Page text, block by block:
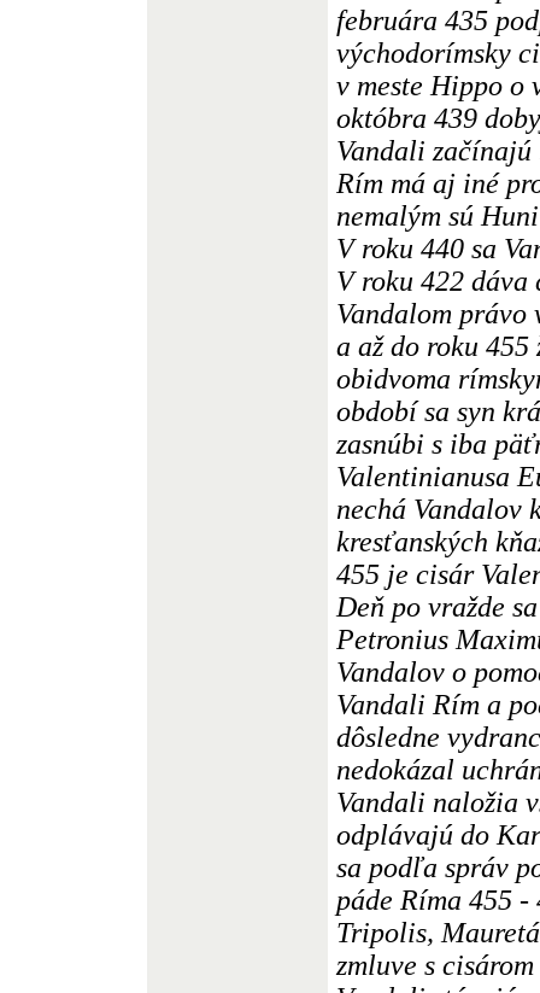
februára 435
východorímsky
v meste Hippo o
októbra 439
Vandali
Rím má aj iné
nemalým sú
V roku 440 sa
V roku 422 dáva
Vandalom
a až do roku
obidvoma
období sa syn
zasnúbi s iba
Valentinianusa
nechá Vandalov
kresťanských
455 je cisár
Deň po vražde
Petronius
Vandalov o
Vandali Rím a
dôsledne
nedokázal
Vandali naložia
odplávajú do
sa podľa správ
páde Ríma 455
Tripolis,
zmluve s